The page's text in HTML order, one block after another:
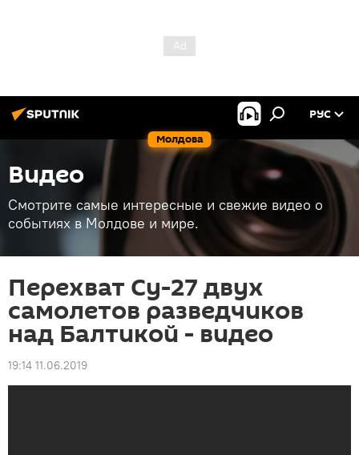
Молдова
РУС
Видео
Смотрите самые интересные и свежие видео о
событиях в Молдове и мире.
Перехват Су-27 двух
самолетов разведчиков
над Балтикой - видео
19:14 11.06.2019